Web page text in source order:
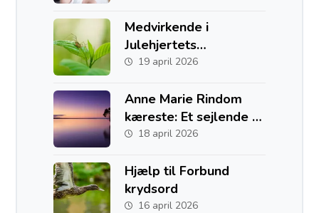
Medvirkende i
Julehjertets
Hemmelighed
19 april 2026
Anne Marie Rindom
kæreste: Et sejlende liv
med to hjem i Danmark
18 april 2026
Hjælp til Forbund
krydsord
16 april 2026